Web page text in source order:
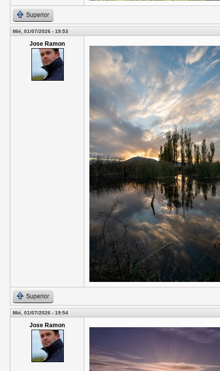
Superior
Mié, 01/07/2026 - 19:53
Jose Ramon
Superior
Mié, 01/07/2026 - 19:54
Jose Ramon